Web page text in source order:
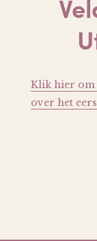
Klik hier om
over het